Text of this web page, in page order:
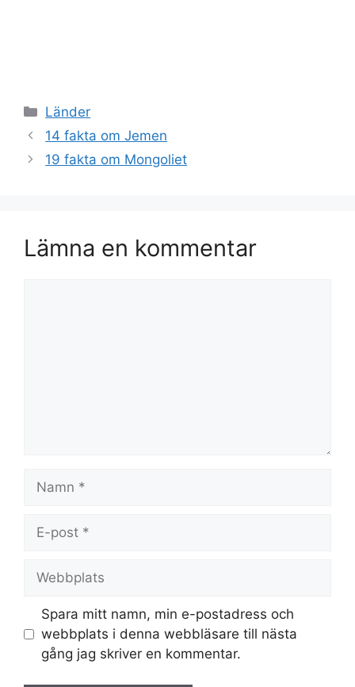
Kategorier
Länder
14 fakta om Jemen
19 fakta om Mongoliet
Lämna en kommentar
Namn
Webbplats
Spara mitt namn, min e-postadress och
webbplats i denna webbläsare till nästa
gång jag skriver en kommentar.